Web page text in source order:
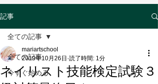
記事
全ての記事
今すぐ始める
全ての記事
ネイリスト技能検定試験３
mariartschool
2019年10月26日 読了時間: 1分